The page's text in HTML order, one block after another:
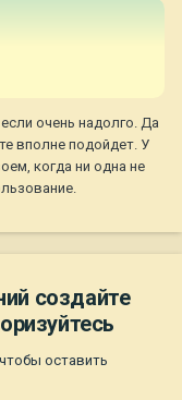
очень надолго. Да
вполне подойдет. У
когда ни одна не
создайте
оставить